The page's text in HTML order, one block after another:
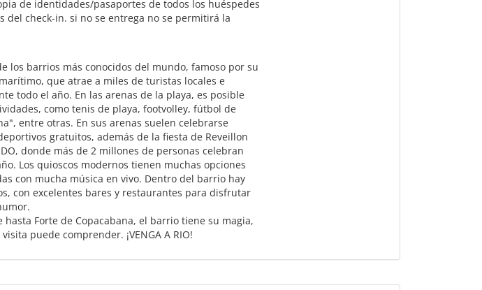
de identidades/pasaportes de todos los huéspedes
del check-in. si no se entrega no se permitirá la
los barrios más conocidos del mundo, famoso por su
que atrae a miles de turistas locales e
todo el año. En las arenas de la playa, es posible
como tenis de playa, footvolley, fútbol de
entre otras. En sus arenas suelen celebrarse
gratuitos, además de la fiesta de Reveillon
donde más de 2 millones de personas celebran
Los quioscos modernos tienen muchas opciones
con mucha música en vivo. Dentro del barrio hay
con excelentes bares y restaurantes para disfrutar
hasta Forte de Copacabana, el barrio tiene su magia,
puede comprender. ¡VENGA A RIO!